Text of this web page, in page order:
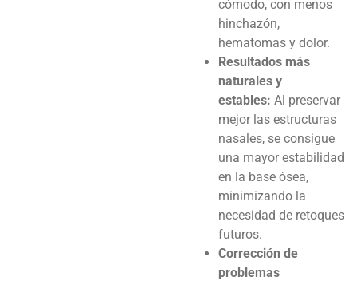
cómodo, con menos
hinchazón,
hematomas y dolor.
Resultados más
naturales y
estables: Al preservar
mejor las estructuras
nasales, se consigue
una mayor estabilidad
en la base ósea,
minimizando la
necesidad de retoques
futuros.
Corrección de
problemas